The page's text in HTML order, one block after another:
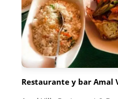
Restaurante y bar Amal